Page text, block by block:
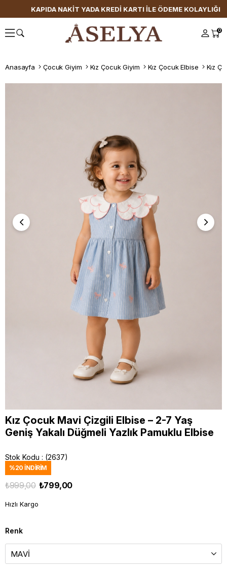
KAPIDA NAKİT YADA KREDİ KARTI İLE ÖDEME KOLAYLIĞI
0
Anasayfa Çocuk Giyim Kız Çocuk Giyim Kız Çocuk Elbise
Kız Çocuk Mavi Çizgili Elbise – 2-7 Yaş
Geniş Yakalı Düğmeli Yazlık Pamuklu Elbise
Stok Kodu (2637)
%20 İNDIRIM
₺999,00 ₺799,00
Hızlı Kargo
Renk